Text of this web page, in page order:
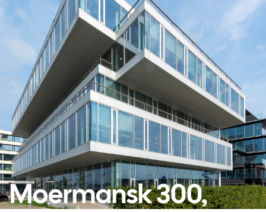
Moermansk 300,